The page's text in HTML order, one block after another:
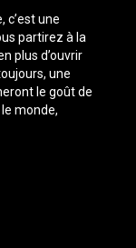
c’est une
partirez à la
plus d’ouvrir
une
le goût de
monde,